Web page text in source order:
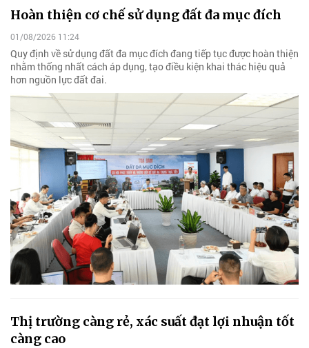
Hoàn thiện cơ chế sử dụng đất đa mục đích
01/08/2026 11:24
Quy định về sử dụng đất đa mục đích đang tiếp tục được hoàn thiện
nhằm thống nhất cách áp dụng, tạo điều kiện khai thác hiệu quả
hơn nguồn lực đất đai.
Thị trường càng rẻ, xác suất đạt lợi nhuận tốt
càng cao